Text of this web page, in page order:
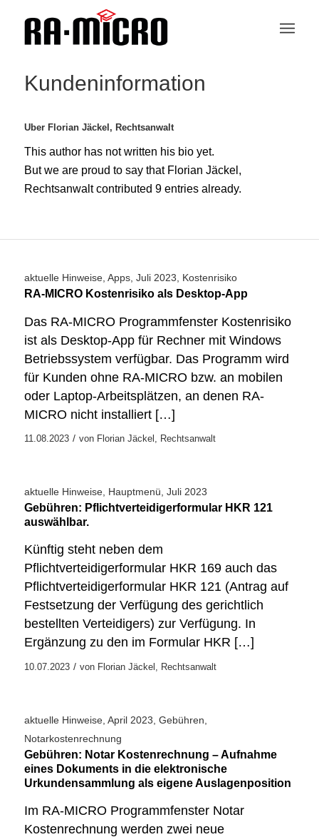
Kundeninformation
Über Florian Jäckel, Rechtsanwalt
This author has not written his bio yet.
But we are proud to say that Florian Jäckel,
Rechtsanwaltcontributed 9 entries already.
aktuelle Hinweise, Apps, Juli 2023 Kostenrisiko
RA-MICRO Kostenrisiko als Desktop-App
Das RA-MICRO Programmfenster Kostenrisiko
ist als Desktop-App für Rechner mit Windows
Betriebssystem verfügbar. Das Programm wird
für Kunden ohne RA-MICRO bzw. an mobilen
oder Laptop-Arbeitsplätzen, an denen RA-
MICRO nicht installiert […]
11.08.2023 / von Florian Jäckel, Rechtsanwalt
aktuelle Hinweise, Hauptmenü Juli 2023
Gebühren: Pflichtverteidigerformular HKR 121
auswählbar.
Künftig steht neben dem
Pflichtverteidigerformular HKR 169 auch das
Pflichtverteidigerformular HKR 121 (Antrag auf
Festsetzung der Verfügung des gerichtlich
bestellten Verteidigers) zur Verfügung. In
Ergänzung zu den im Formular HKR […]
10.07.2023 / von Florian Jäckel, Rechtsanwalt
aktuelle Hinweise, April 2023 Gebühren
Notarkostenrechnung
Gebühren: Notar Kostenrechnung – Aufnahme
eines Dokuments in die elektronische
Urkundensammlung als eigene Auslagenposition
Im RA-MICRO Programmfenster Notar
Kostenrechnung werden zwei neue